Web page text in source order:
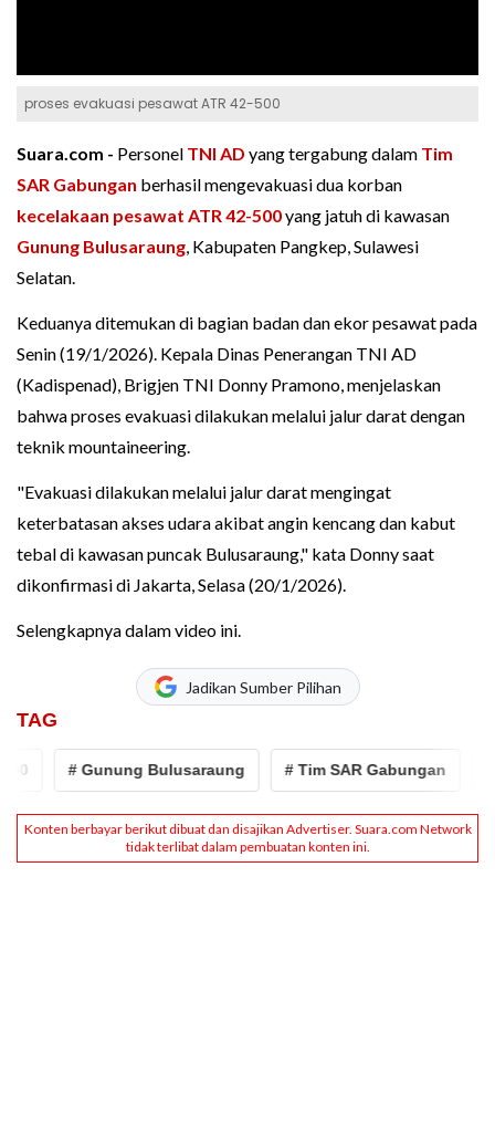
proses evakuasi pesawat ATR 42-500
Suara.com - Personel TNI AD yang tergabung dalam Tim
SAR Gabungan berhasil mengevakuasi dua korban
kecelakaan pesawat ATR 42-500yang jatuh di kawasan
Gunung Bulusaraung, Kabupaten Pangkep, Sulawesi
Selatan.
Keduanya ditemukan di bagian badan dan ekor pesawat pada
Senin (19/1/2026). Kepala Dinas Penerangan TNI AD
(Kadispenad), Brigjen TNI Donny Pramono, menjelaskan
bahwa proses evakuasi dilakukan melalui jalur darat dengan
teknik mountaineering.
"Evakuasi dilakukan melalui jalur darat mengingat
keterbatasan akses udara akibat angin kencang dan kabut
tebal di kawasan puncak Bulusaraung," kata Donny saat
dikonfirmasi di Jakarta, Selasa (20/1/2026).
Selengkapnya dalam video ini.
Jadikan Sumber Pilihan
TAG
# Gunung Bulusaraung # Tim SAR Gabungan